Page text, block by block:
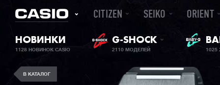
CITIZEN SEIKO ORIENT
НОВИНКИ
1128 НОВИНОК CASIO
G-SHOCK
2110 МОДЕЛЕЙ
В КАТАЛОГ